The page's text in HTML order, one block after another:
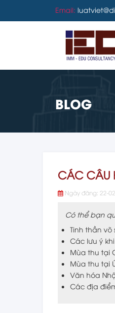
Email:
BLOG
CÁC CÂU
Ngày đăng: 22-
Có thể bạn
Tinh thần võ
Các lưu ý
Mùa thu tại
Mùa thu tại
Văn hóa
Các địa